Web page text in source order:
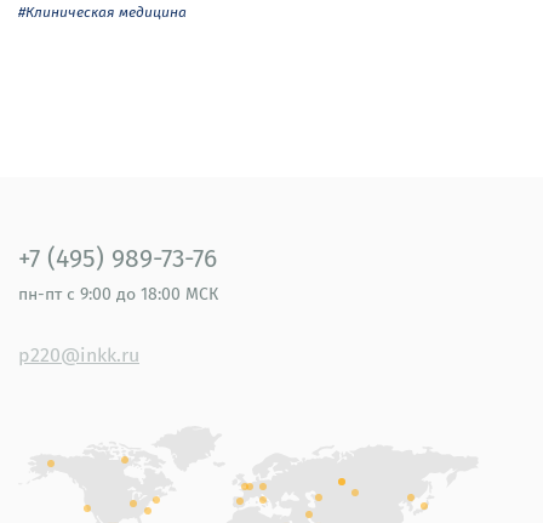
#Клиническая медицина
+7 (495) 989-73-76
пн-пт с 9:00 до 18:00 МСК
p220@inkk.ru